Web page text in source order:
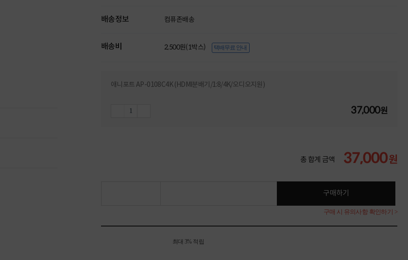
배송정보 컴퓨존배송
배송비 2,500원(1박스) 택배무료 안내
애니포트 AP-0108C4K (HDMI분배기/1:8/4K/오디오지원)
37,000원
총 합계 금액 37,000원
구매하기
구매 시 유의사항 확인하기 >
최대 3% 적립